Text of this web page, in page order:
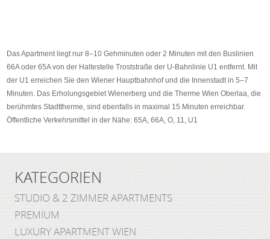
Das Apartment liegt nur 8–10 Gehminuten oder 2 Minuten mit den Buslinien
66A oder 65A von der Haltestelle Troststraße der U-Bahnlinie U1 entfernt. Mit
der U1 erreichen Sie den Wiener Hauptbahnhof und die Innenstadt in 5–7
Minuten. Das Erholungsgebiet Wienerberg und die Therme Wien Oberlaa, die
berühmtes Stadttherme, sind ebenfalls in maximal 15 Minuten erreichbar.
Öffentliche Verkehrsmittel in der Nähe: 65A, 66A, O, 11, U1
KATEGORIEN
STUDIO & 2 ZIMMER APARTMENTS
PREMIUM
LUXURY APARTMENT WIEN